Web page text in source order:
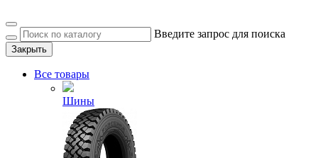
Введите запрос для поиска
Закрыть
Все товары
Шины